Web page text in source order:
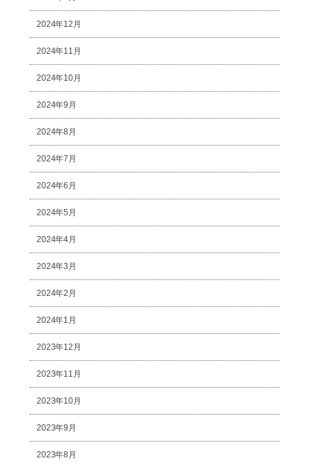
2024年12月
2024年11月
2024年10月
2024年9月
2024年8月
2024年7月
2024年6月
2024年5月
2024年4月
2024年3月
2024年2月
2024年1月
2023年12月
2023年11月
2023年10月
2023年9月
2023年8月